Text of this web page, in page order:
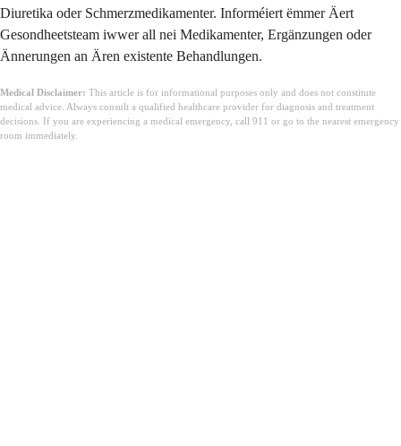
Diuretika oder Schmerzmedikamenter. Informéiert ëmmer Äert
Gesondheetsteam iwwer all nei Medikamenter, Ergänzungen oder
Ännerungen an Ären existente Behandlungen.
Medical Disclaimer: This article is for informational purposes only and does not constitute
medical advice. Always consult a qualified healthcare provider for diagnosis and treatment
decisions. If you are experiencing a medical emergency, call 911 or go to the nearest emergency
room immediately.